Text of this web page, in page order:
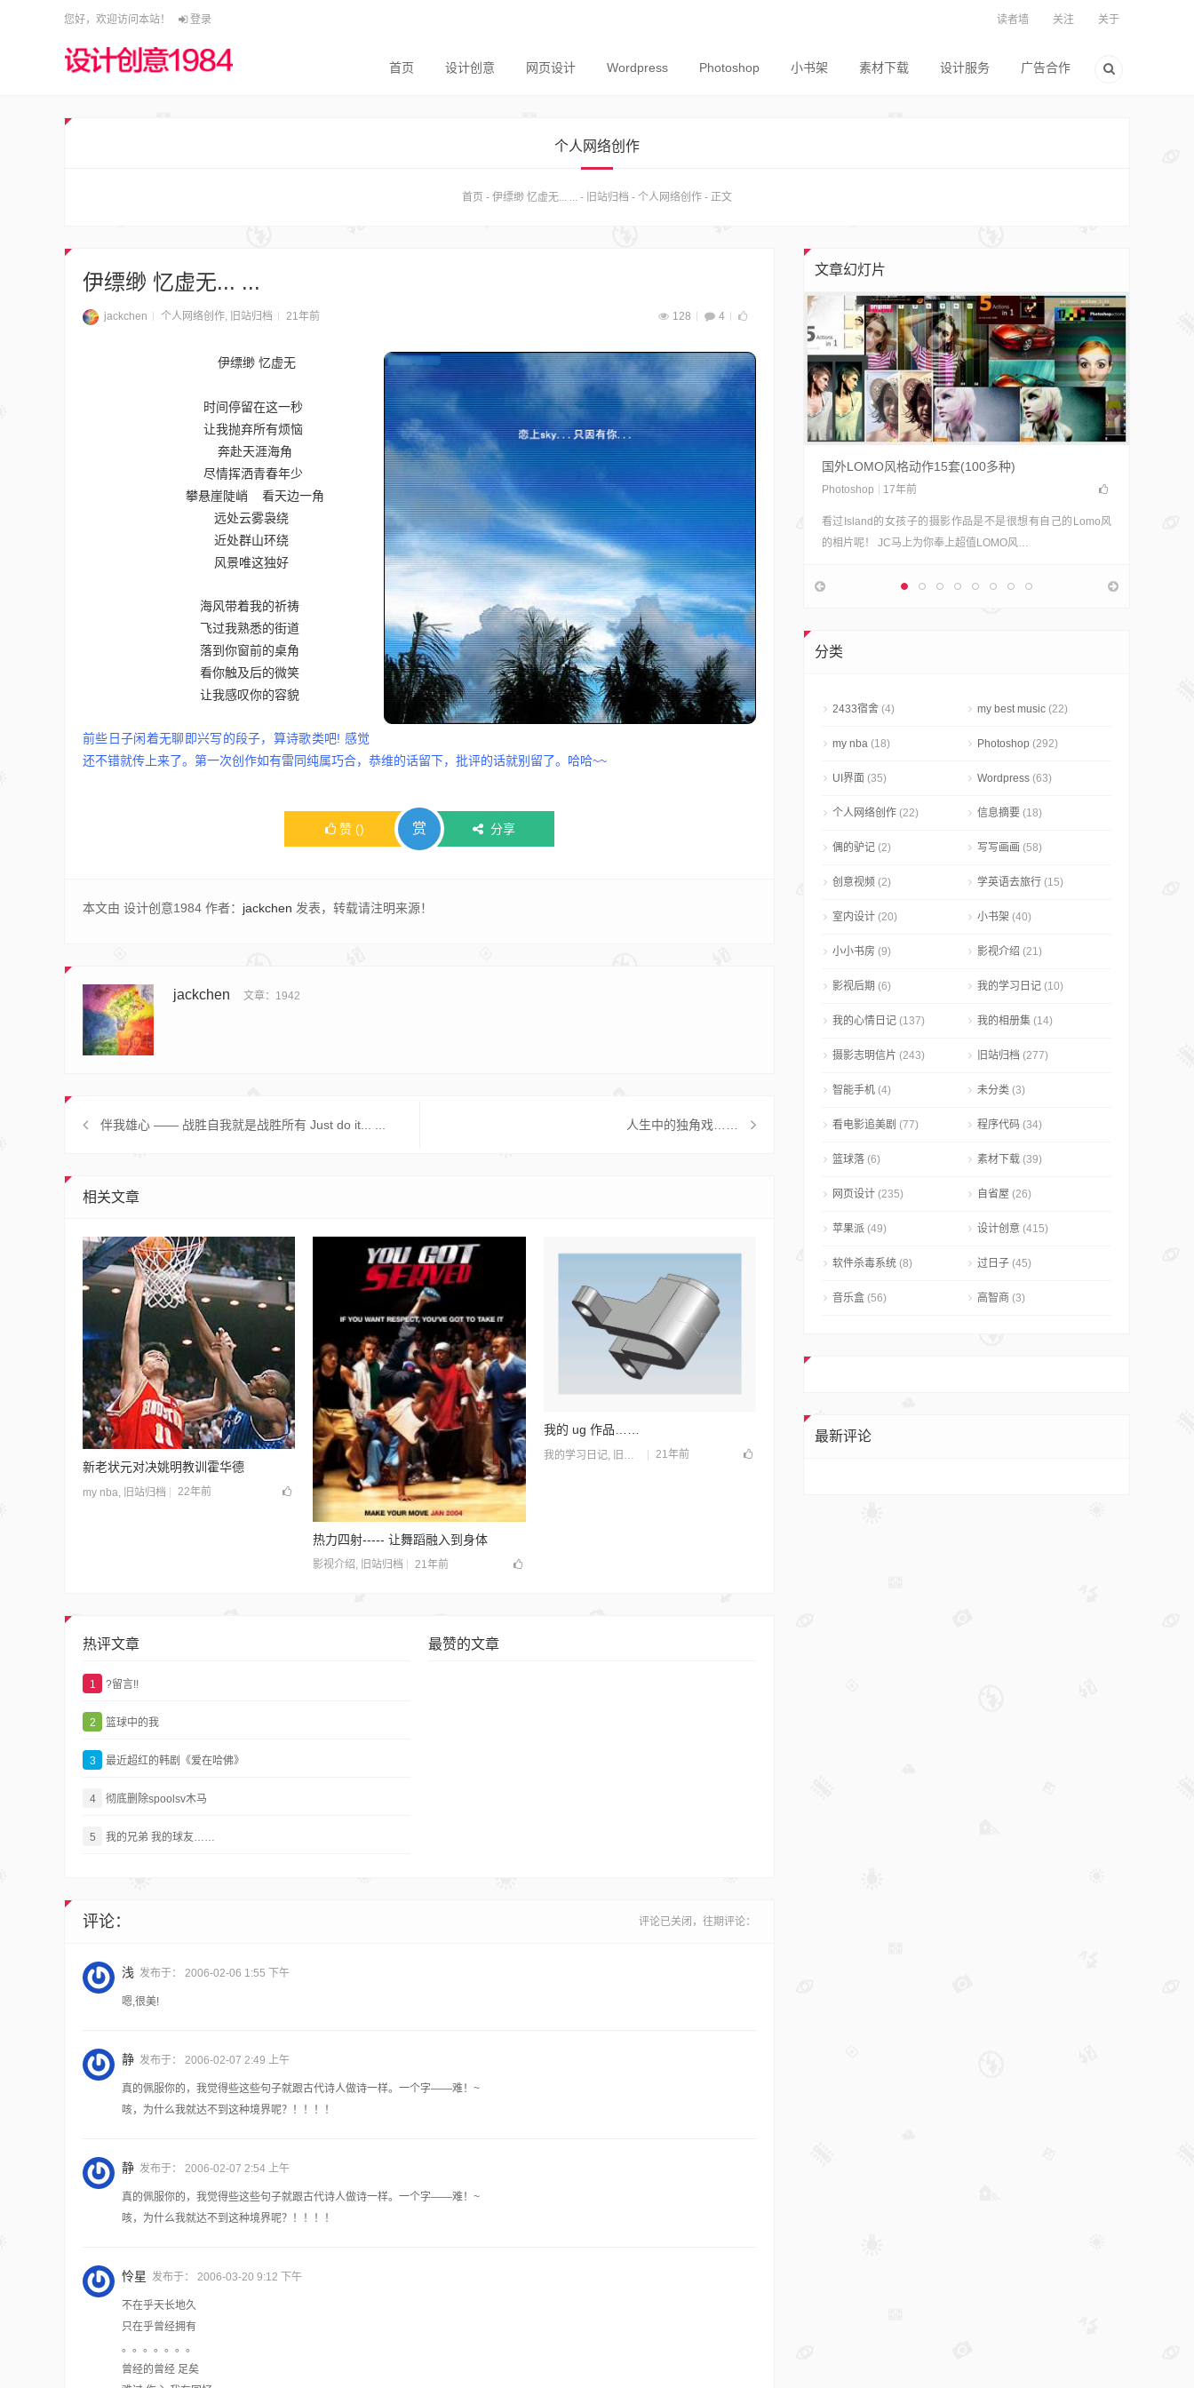
您好，欢迎访问本站！ 登录 读者墙 关注 关于
首页 设计创意 网页设计 Wordpress Photoshop 小书架 素材下载 设计服务 广告合作
个人网络创作
首页 - 伊缥缈 忆虚无... ... - 旧站归档 - 个人网络创作 - 正文
伊缥缈 忆虚无... ...
jackchen 个人网络创作, 旧站归档 21年前 128 4
伊缥缈 忆虚无
时间停留在这一秒
让我抛弃所有烦恼
奔赴天涯海角
尽情挥洒青春年少
攀悬崖陡峭 看天边一角
远处云雾袅绕
近处群山环绕
风景唯这独好
海风带着我的祈祷
飞过我熟悉的街道
落到你窗前的桌角
看你触及后的微笑
让我感叹你的容貌
前些日子闲着无聊即兴写的段子，算诗歌类吧! 感觉
还不错就传上来了。第一次创作如有雷同纯属巧合，恭维的话留下，批评的话就别留了。哈哈~~
赞 () 赏 分享
本文由 设计创意1984 作者： jackchen 发表，转载请注明来源！
jackchen 文章：1942
伴我雄心 —— 战胜自我就是战胜所有 Just do it... ... 人生中的独角戏……
相关文章
新老状元对决姚明教训霍华德
my nba, 旧站归档 22年前
热力四射----- 让舞蹈融入到身体
影视介绍, 旧站归档 21年前
我的 ug 作品……
我的学习日记, 旧站归档 21年前
热评文章
1 ?留言!!
2 篮球中的我
3 最近超红的韩剧《爱在哈佛》
4 彻底删除spoolsv木马
5 我的兄弟 我的球友……
最赞的文章
评论： 评论已关闭，往期评论：
浅 发布于： 2006-02-06 1:55 下午
嗯,很美!
静 发布于： 2006-02-07 2:49 上午
真的佩服你的，我觉得些这些句子就跟古代诗人做诗一样。一个字——难！~
咳，为什么我就达不到这种境界呢？！！！！
静 发布于： 2006-02-07 2:54 上午
真的佩服你的，我觉得些这些句子就跟古代诗人做诗一样。一个字——难！~
咳，为什么我就达不到这种境界呢？！！！！
怜星 发布于： 2006-03-20 9:12 下午
不在乎天长地久
只在乎曾经拥有
。。。。。。。
曾经的曾经 足矣
文章幻灯片
48个免费的Photoshop动作
Photoshop 15年前
在我们对图片进行设计处理时用的最多最广泛的应该就是
Photoshop了。对于这个优秀的软件不仅仅所有的专…
国外LOMO风格动作15套(100多种)
Photoshop 17年前
看过Island的女孩子的摄影作品是不是很想有自己的Lomo风
的相片呢！ JC马上为你奉上超值LOMO风…
分类
2433宿舍 (4) my best music (22)
my nba (18) Photoshop (292)
UI界面 (35) Wordpress (63)
个人网络创作 (22) 信息摘要 (18)
偶的驴记 (2) 写写画画 (58)
创意视频 (2) 学英语去旅行 (15)
室内设计 (20) 小书架 (40)
小小书房 (9) 影视介绍 (21)
影视后期 (6) 我的学习日记 (10)
我的心情日记 (137) 我的相册集 (14)
摄影志明信片 (243) 旧站归档 (277)
智能手机 (4) 未分类 (3)
看电影追美剧 (77) 程序代码 (34)
篮球落 (6) 素材下载 (39)
网页设计 (235) 自省屋 (26)
苹果派 (49) 设计创意 (415)
软件杀毒系统 (8) 过日子 (45)
音乐盒 (56) 高智商 (3)
最新评论